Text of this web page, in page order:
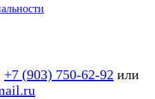
+7 (903) 750-62-92 или